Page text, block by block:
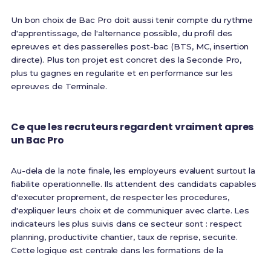
Un bon choix de Bac Pro doit aussi tenir compte du rythme
d'apprentissage, de l'alternance possible, du profil des
epreuves et des passerelles post-bac (BTS, MC, insertion
directe). Plus ton projet est concret des la Seconde Pro,
plus tu gagnes en regularite et en performance sur les
epreuves de Terminale.
Ce que les recruteurs regardent vraiment apres
un Bac Pro
Au-dela de la note finale, les employeurs evaluent surtout la
fiabilite operationnelle. Ils attendent des candidats capables
d'executer proprement, de respecter les procedures,
d'expliquer leurs choix et de communiquer avec clarte. Les
indicateurs les plus suivis dans ce secteur sont : respect
planning, productivite chantier, taux de reprise, securite.
Cette logique est centrale dans les formations de la